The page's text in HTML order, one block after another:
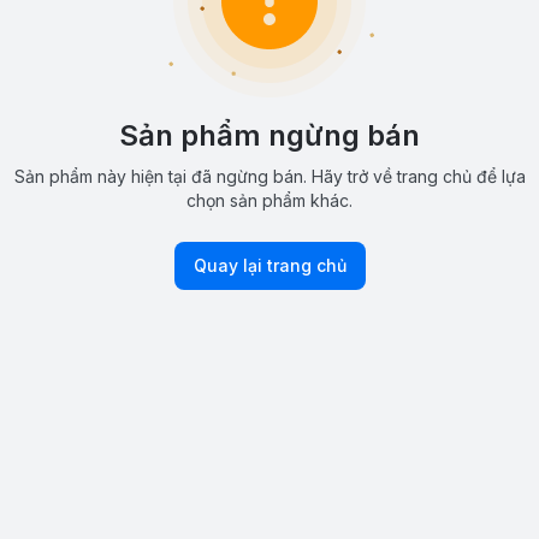
Sản phẩm ngừng bán
Sản phẩm này hiện tại đã ngừng bán. Hãy trở về trang chủ để lựa
chọn sản phẩm khác.
Quay lại trang chủ